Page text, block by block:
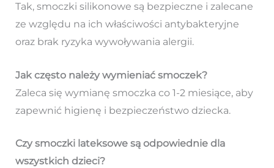
Tak, smoczki silikonowe są bezpieczne i zalecane
ze względu na ich właściwości antybakteryjne
oraz brak ryzyka wywoływania alergii.
Jak często należy wymieniać smoczek?
Zaleca się wymianę smoczka co 1-2 miesiące, aby
zapewnić higienę i bezpieczeństwo dziecka.
Czy smoczki lateksowe są odpowiednie dla
wszystkich dzieci?